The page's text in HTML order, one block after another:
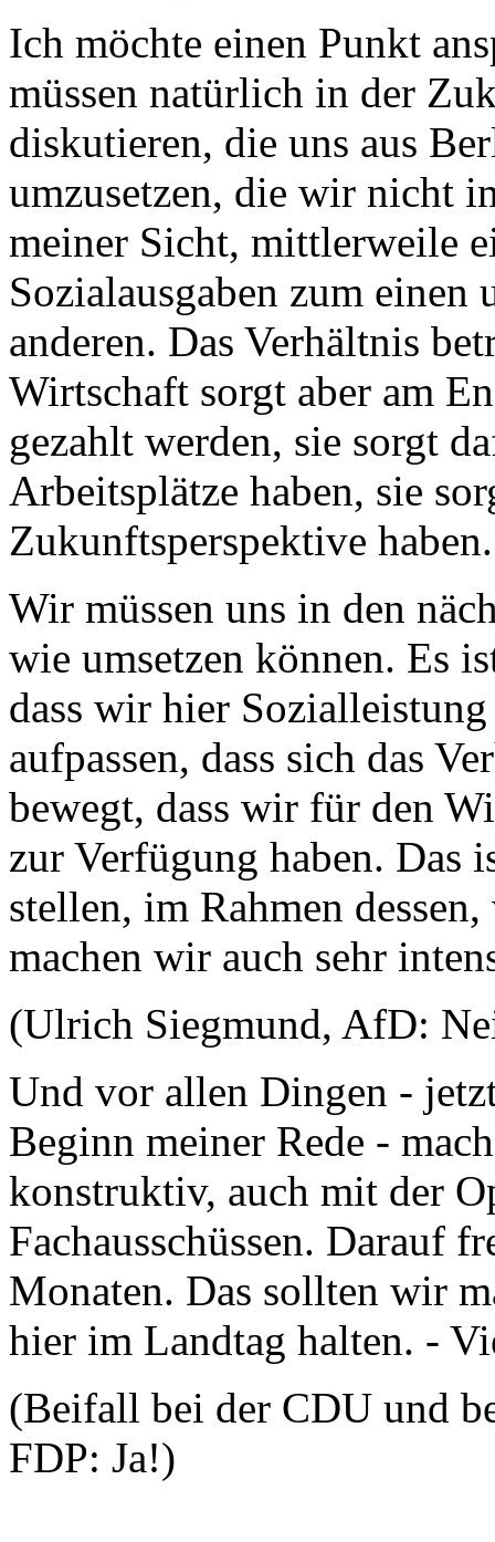
Ich möchte einen Punkt
müssen natürlich in der
diskutieren, die uns aus
umzusetzen, die wir nicht
meiner Sicht, mittlerweile
Sozialausgaben zum einen
anderen. Das Verhältnis
Wirtschaft sorgt aber am
gezahlt werden, sie sorgt
Arbeitsplätze haben, sie
Zukunftsperspektive haben.
Wir müssen uns in den
wie umsetzen können. Es
dass wir hier
aufpassen, dass sich das
bewegt, dass wir für den
zur Verfügung haben. Das
stellen, im Rahmen
machen wir auch sehr
(Ulrich Siegmund, AfD:
Und vor allen Dingen -
Beginn meiner Rede -
konstruktiv, auch mit der
Fachausschüssen. Darauf
Monaten. Das sollten wir
hier im Landtag halten. -
(Beifall bei der CDU und
FDP: Ja!)